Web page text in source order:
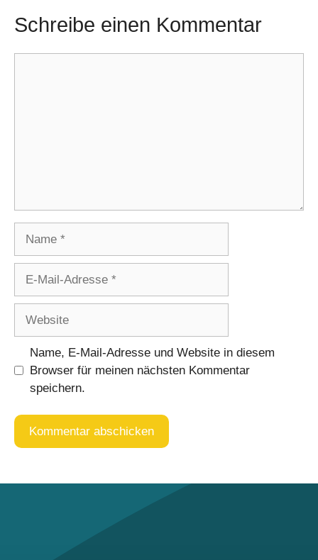
Schreibe einen Kommentar
Adresse
Name, E-Mail-Adresse und Website in diesem
Browser für meinen nächsten Kommentar
speichern.